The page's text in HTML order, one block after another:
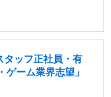
タッフ正社員・有
ーム業界志望」